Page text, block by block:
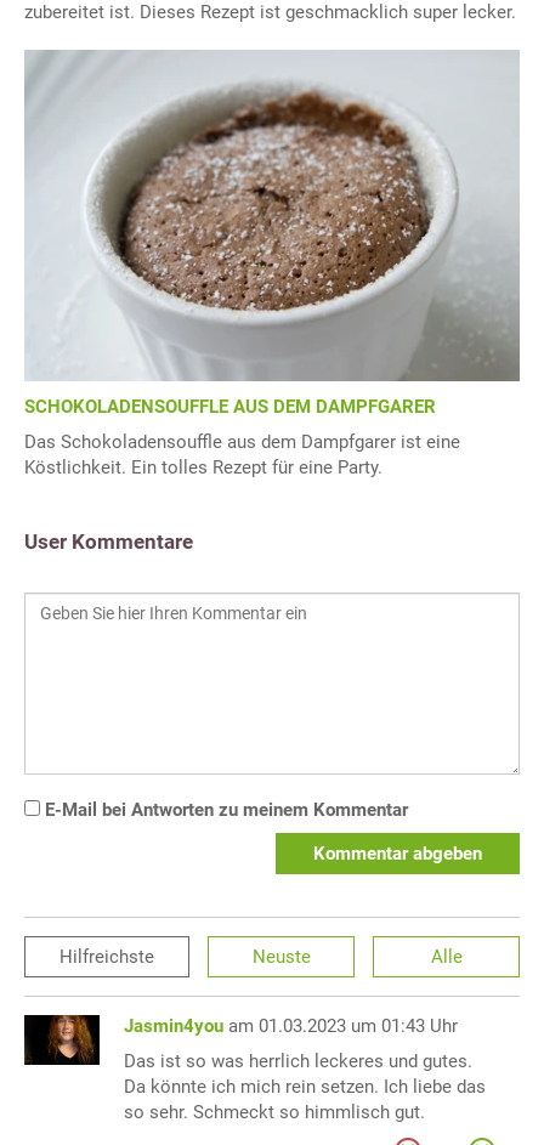
zubereitet ist. Dieses Rezept ist geschmacklich super lecker.
SCHOKOLADENSOUFFLE AUS DEM DAMPFGARER
Das Schokoladensouffle aus dem Dampfgarer ist eine
Köstlichkeit. Ein tolles Rezept für eine Party.
User Kommentare
E-Mail bei Antworten zu meinem Kommentar
Kommentar abgeben
Hilfreichste Neuste Alle
Jasmin4you am 01.03.2023 um 01:43 Uhr
Das ist so was herrlich leckeres und gutes.
Da könnte ich mich rein setzen. Ich liebe das
so sehr. Schmeckt so himmlisch gut.